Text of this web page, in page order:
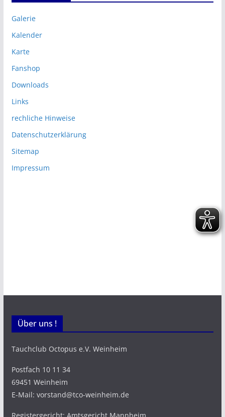
Galerie
Kalender
Karte
Fanshop
Downloads
Links
rechliche Hinweise
Datenschutzerklärung
Sitemap
Impressum
Über uns !
Tauchclub Octopus e.V. Weinheim
Postfach 10 11 34
69451 Weinheim
E-Mail: vorstand@tco-weinheim.de